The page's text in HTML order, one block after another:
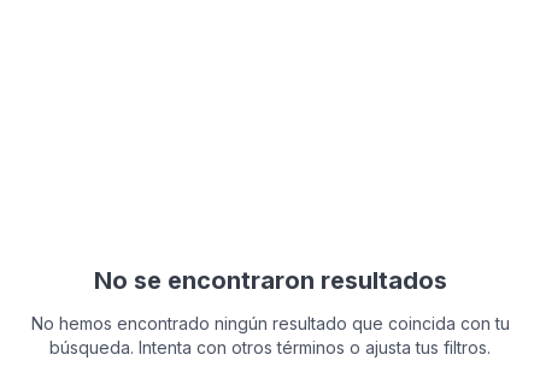
No se encontraron resultados
No hemos encontrado ningún resultado que coincida con tu
búsqueda. Intenta con otros términos o ajusta tus filtros.